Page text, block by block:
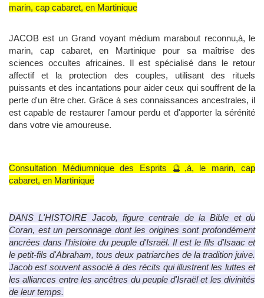
marin, cap cabaret, en Martinique
JACOB est un Grand voyant médium marabout reconnu,à, le
marin, cap cabaret, en Martinique pour sa maîtrise des
sciences occultes africaines. Il est spécialisé dans le retour
affectif et la protection des couples, utilisant des rituels
puissants et des incantations pour aider ceux qui souffrent de la
perte d'un être cher. Grâce à ses connaissances ancestrales, il
est capable de restaurer l'amour perdu et d'apporter la sérénité
dans votre vie amoureuse.
Consultation Médiumnique des Esprits 🔮,à, le marin, cap
cabaret, en Martinique
DANS L'HISTOIRE Jacob, figure centrale de la Bible et du
Coran, est un personnage dont les origines sont profondément
ancrées dans l'histoire du peuple d'Israël. Il est le fils d'Isaac et
le petit-fils d'Abraham, tous deux patriarches de la tradition juive.
Jacob est souvent associé à des récits qui illustrent les luttes et
les alliances entre les ancêtres du peuple d'Israël et les divinités
de leur temps.